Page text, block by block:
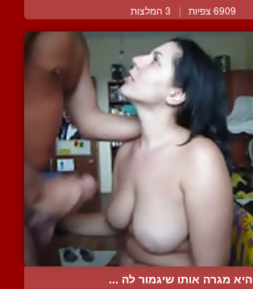
6909 צפיות | 3 המלצות
היא מגרה אותו שיגמור לה ...